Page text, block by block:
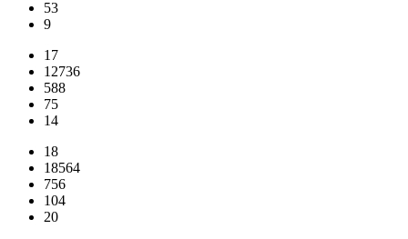
53
9
17
12736
588
75
14
18
18564
756
104
20